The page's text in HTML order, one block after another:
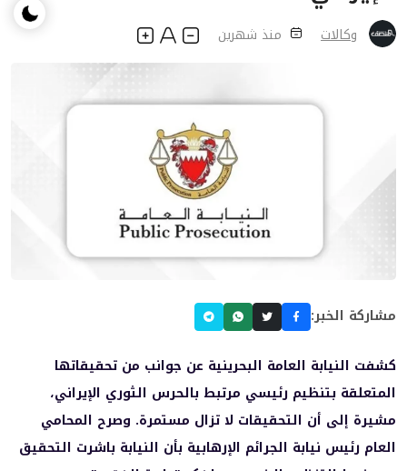
وكالات منذ شهرين
مشاركة الخبر:
كشفت النيابة العامة البحرينية عن جوانب من تحقيقاتها
المتعلقة بتنظيم رئيسي مرتبط بالحرس الثوري الإيراني،
مشيرة إلى أن التحقيقات لا تزال مستمرة. وصرح المحامي
العام رئيس نيابة الجرائم الإرهابية بأن النيابة باشرت التحقيق